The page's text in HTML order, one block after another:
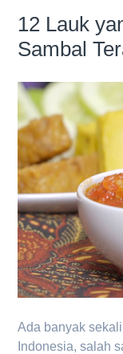
12 Lauk
Sambal
Ada banyak
Indonesia, salah